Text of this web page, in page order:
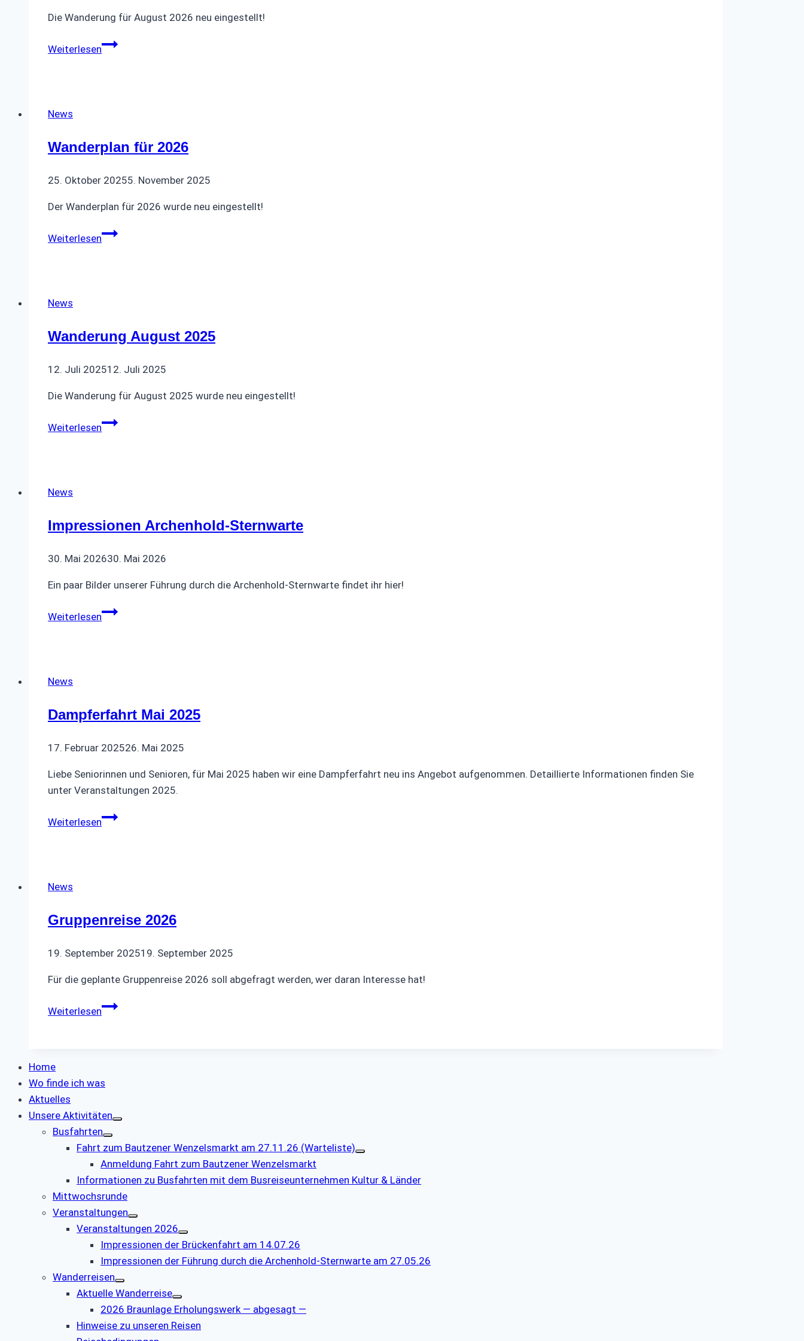
Die Wanderung für August 2026 neu eingestellt!
WeiterlesenWanderung
News
Wanderplan für 2026
25. Oktober 20255. November 2025
Der Wanderplan für 2026 wurde neu eingestellt!
WeiterlesenWanderplan
News
Wanderung August 2025
12. Juli 202512. Juli 2025
Die Wanderung für August 2025 wurde neu eingestellt!
WeiterlesenWanderung
News
Impressionen Archenhold-Sternwarte
30. Mai 202630. Mai 2026
Ein paar Bilder unserer Führung durch die Archenhold-Sternwarte findet ihr hier!
WeiterlesenImpressionen
News
Dampferfahrt Mai 2025
17. Februar 202526. Mai 2025
Liebe Seniorinnen und Senioren, für Mai 2025 haben wir eine Dampferfahrt neu ins Angebot aufgenommen. Detaillierte Informationen finden Sie
unter Veranstaltungen 2025.
WeiterlesenDampferfahrt
News
Gruppenreise 2026
19. September 202519. September 2025
Für die geplante Gruppenreise 2026 soll abgefragt werden, wer daran Interesse hat!
WeiterlesenGruppenreise
Home
Wo finde ich was
Aktuelles
Unsere Aktivitäten
Busfahrten
Fahrt zum Bautzener Wenzelsmarkt am 27.11.26 (Warteliste)
Anmeldung Fahrt zum Bautzener Wenzelsmarkt
Informationen zu Busfahrten mit dem Busreiseunternehmen Kultur & Länder
Mittwochsrunde
Veranstaltungen
Veranstaltungen 2026
Impressionen der Brückenfahrt am 14.07.26
Impressionen der Führung durch die Archenhold-Sternwarte am 27.05.26
Wanderreisen
Aktuelle Wanderreise
2026 Braunlage Erholungswerk — abgesagt —
Hinweise zu unseren Reisen